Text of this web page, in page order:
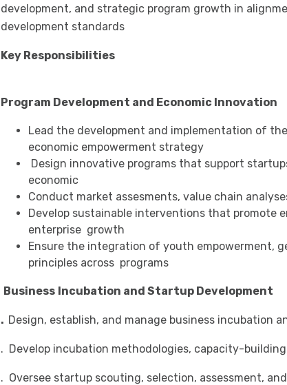
development, and strategic program growth in
development standards
Key Responsibilities
Program Development and Economic Innovation
Lead the development and implementation of
economic empowerment strategy
Design innovative programs that support
economic
Conduct market assesments, value chain
Develop sustainable interventions that promote
enterprise growth
Ensure the integration of youth empowerment,
principles across programs
Business Incubation and Startup Development
. Design, establish, and manage business incubation
. Develop incubation methodologies, capacity-
. Oversee startup scouting, selection, assessment,